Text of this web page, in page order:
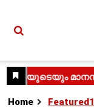
Home Featured1